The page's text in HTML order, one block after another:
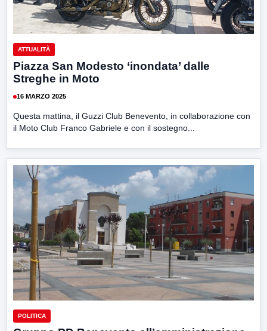
ATTUALITÀ
Piazza San Modesto ‘inondata’ dalle
Streghe in Moto
16 MARZO 2025
Questa mattina, il Guzzi Club Benevento, in collaborazione con
il Moto Club Franco Gabriele e con il sostegno...
POLITICA